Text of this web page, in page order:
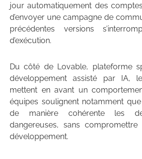
jour automatiquement des
d’envoyer une campagne de
précédentes versions
d’exécution.
Du côté de Lovable, plateforme
développement assisté par IA,
mettent en avant un
équipes soulignent notamment
de manière cohérente les
dangereuses, sans
développement.